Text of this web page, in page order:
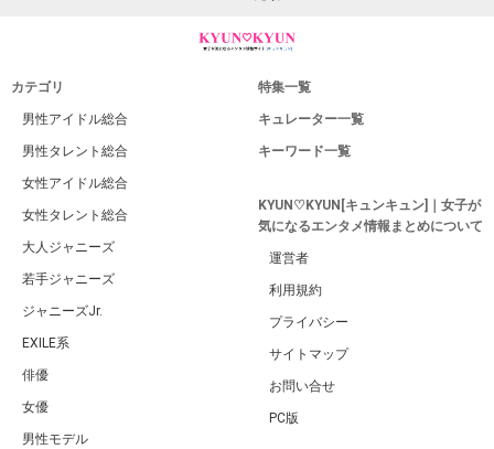
カテゴリ
男性アイドル総合
男性タレント総合
女性アイドル総合
女性タレント総合
大人ジャニーズ
若手ジャニーズ
ジャニーズJr.
EXILE系
俳優
女優
男性モデル
特集一覧
キュレーター一覧
キーワード一覧
KYUN♡KYUN[キュンキュン]｜女子が
気になるエンタメ情報まとめについて
運営者
利用規約
プライバシー
サイトマップ
お問い合せ
PC版